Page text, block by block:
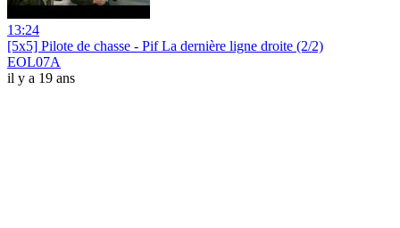
13:24
[5x5] Pilote de chasse - Pif La dernière ligne droite (2/2)
EOL07A
il y a 19 ans